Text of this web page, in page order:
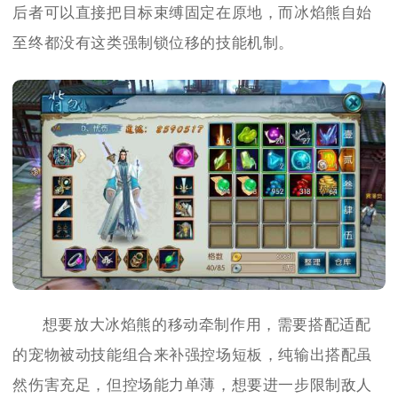
后者可以直接把目标束缚固定在原地，而冰焰熊自始
至终都没有这类强制锁位移的技能机制。
想要放大冰焰熊的移动牵制作用，需要搭配适配
的宠物被动技能组合来补强控场短板，纯输出搭配虽
然伤害充足，但控场能力单薄，想要进一步限制敌人